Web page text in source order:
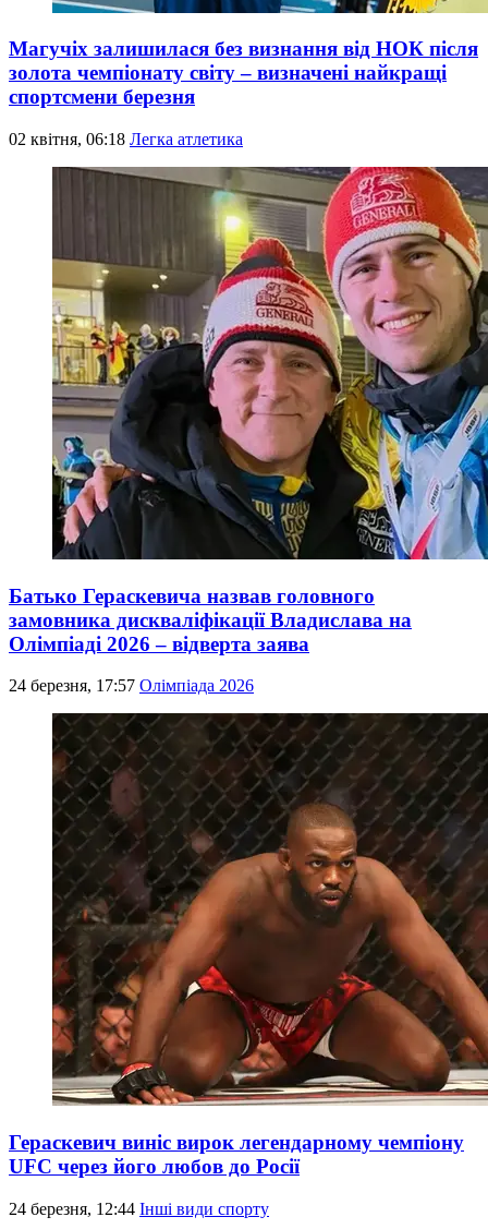
Магучіх залишилася без визнання від НОК після
золота чемпіонату світу – визначені найкращі
спортсмени березня
02 квітня, 06:18 Легка атлетика
Батько Гераскевича назвав головного
замовника дискваліфікації Владислава на
Олімпіаді 2026 – відверта заява
24 березня, 17:57 Олімпіада 2026
Гераскевич виніс вирок легендарному чемпіону
UFC через його любов до Росії
24 березня, 12:44 Інші види спорту